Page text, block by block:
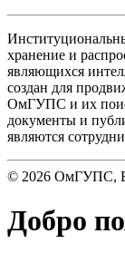
хранение и
являющихся
создан для
ОмГУПС и их
документы и
являются
© 2026 ОмГУПС,
Добро